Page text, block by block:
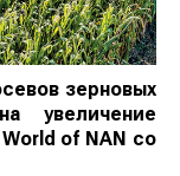
зерновых
увеличение
World of NAN со